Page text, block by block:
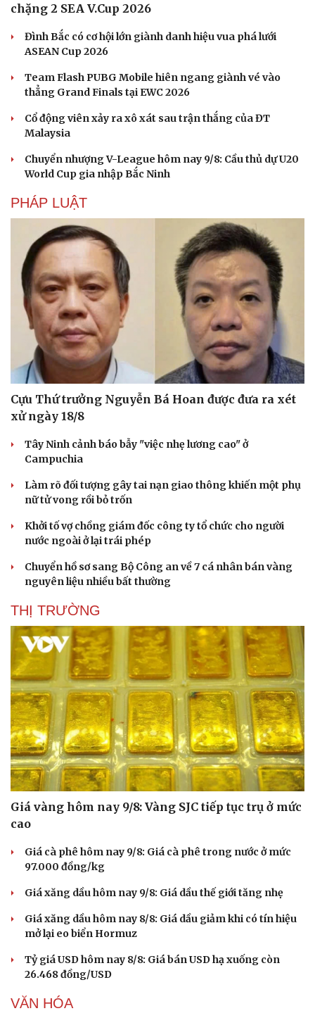
Văn hóa
Văn học
Âm nhạc
Thời trang
chặng 2 SEA V.Cup 2026
Đình Bắc có cơ hội lớn giành danh hiệu vua phá lưới
ASEAN Cup 2026
Team Flash PUBG Mobile hiên ngang giành vé vào
thẳng Grand Finals tại EWC 2026
Cổ động viên xảy ra xô xát sau trận thắng của ĐT
Malaysia
Chuyển nhượng V-League hôm nay 9/8: Cầu thủ dự U20
World Cup gia nhập Bắc Ninh
PHÁP LUẬT
Cựu Thứ trưởng Nguyễn Bá Hoan được đưa ra xét
xử ngày 18/8
Tây Ninh cảnh báo bẫy "việc nhẹ lương cao" ở
Campuchia
Làm rõ đối tượng gây tai nạn giao thông khiến một phụ
nữ tử vong rồi bỏ trốn
Khởi tố vợ chồng giám đốc công ty tổ chức cho người
nước ngoài ở lại trái phép
Chuyển hồ sơ sang Bộ Công an về 7 cá nhân bán vàng
nguyên liệu nhiều bất thường
THỊ TRƯỜNG
Giá vàng hôm nay 9/8: Vàng SJC tiếp tục trụ ở mức
cao
Giá cà phê hôm nay 9/8: Giá cà phê trong nước ở mức
97.000 đồng/kg
Giá xăng dầu hôm nay 9/8: Giá dầu thế giới tăng nhẹ
Giá xăng dầu hôm nay 8/8: Giá dầu giảm khi có tín hiệu
mở lại eo biển Hormuz
Tỷ giá USD hôm nay 8/8: Giá bán USD hạ xuống còn
26.468 đồng/USD
VĂN HÓA